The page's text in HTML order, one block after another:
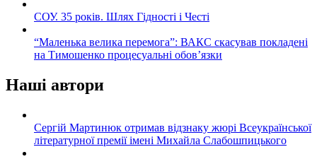
СОУ. 35 років. Шлях Гідності і Честі
“Маленька велика перемога”: ВАКС скасував покладені
на Тимошенко процесуальні обов’язки
Наші автори
Сергій Мартинюк отримав відзнаку жюрі Всеукраїнської
літературної премії імені Михайла Слабошпицького